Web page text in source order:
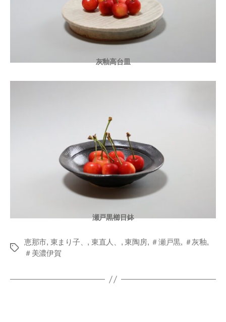
灰釉高台皿
瀬戸黒櫛目鉢
Tags
恵那市, 東まり子、 , 東直人、 ,東陶房, ＃瀬戸黒, ＃灰釉,
＃美濃伊賀